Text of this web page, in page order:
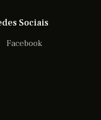
Sociais
Facebook